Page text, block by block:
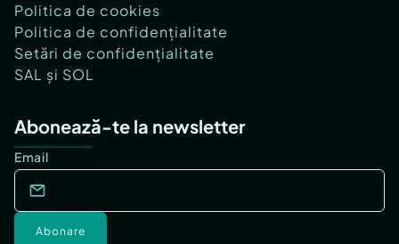
Politica de cookies
Politica de confidențialitate
Setări de confidențialitate
SAL și SOL
Abonează-te la newsletter
Email
Abonare